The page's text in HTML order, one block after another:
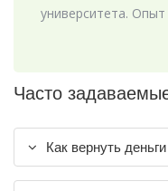
университета. Опыт
Часто
Как вернуть